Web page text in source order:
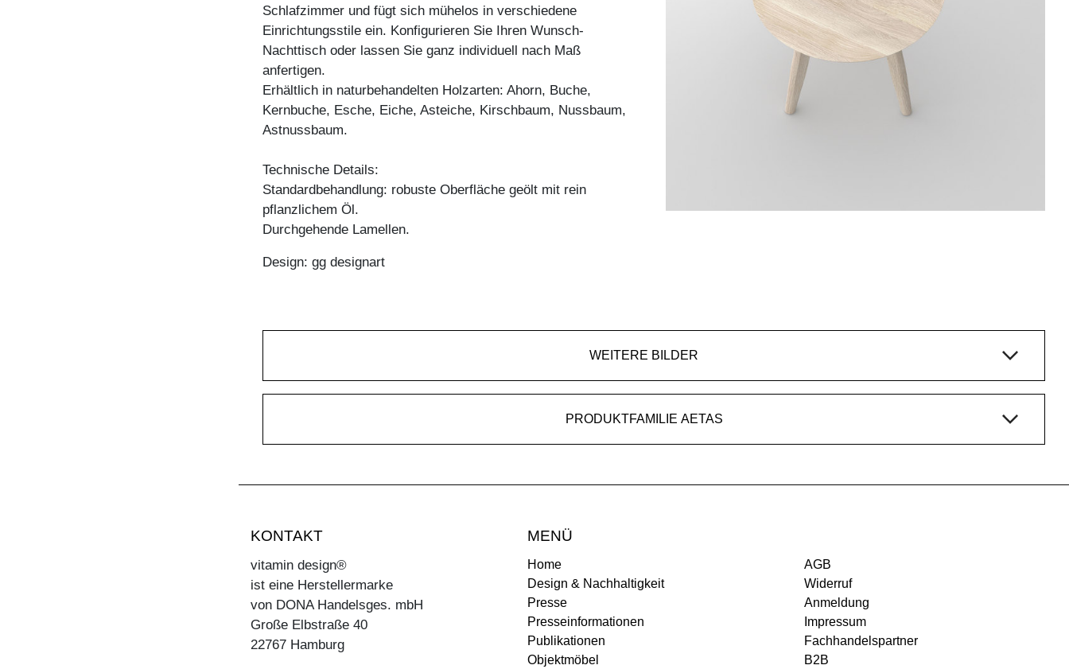
Schlafzimmer und fügt sich mühelos in verschiedene
Einrichtungsstile ein. Konfigurieren Sie Ihren Wunsch-
Nachttisch oder lassen Sie ganz individuell nach Maß
anfertigen.
Erhältlich in naturbehandelten Holzarten: Ahorn, Buche,
Kernbuche, Esche, Eiche, Asteiche, Kirschbaum, Nussbaum,
Astnussbaum.
Technische Details:
Standardbehandlung: robuste Oberfläche geölt mit rein
pflanzlichem Öl.
Durchgehende Lamellen.
Design: gg designart
WEITERE BILDER
PRODUKTFAMILIE AETAS
KONTAKT
vitamin design®
ist eine Herstellermarke
von DONA Handelsges. mbH
Große Elbstraße 40
22767 Hamburg
MENÜ
Home
Design & Nachhaltigkeit
Presse
Presseinformationen
Publikationen
Objektmöbel
AGB
Widerruf
Anmeldung
Impressum
Fachhandelspartner
B2B